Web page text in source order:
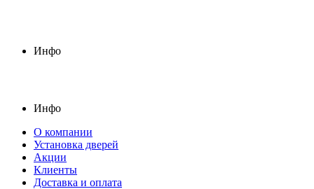
Инфо
Инфо
О компании
Установка дверей
Акции
Клиенты
Доставка и оплата